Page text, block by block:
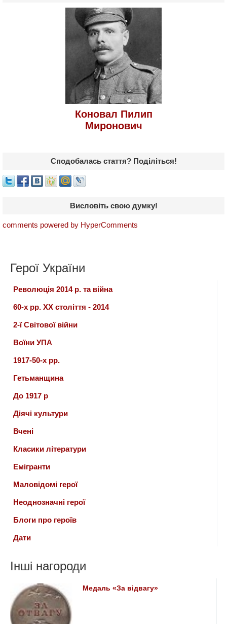
Коновал Пилип
Миронович
Сподобалась стаття? Поділіться!
Висловіть свою думку!
comments powered by HyperComments
Герої України
Революція 2014 р. та війна
60-х рр. ХХ століття - 2014
2-ї Світової війни
Воїни УПА
1917-50-х рр.
Гетьманщина
До 1917 р
Діячі культури
Вчені
Класики літератури
Емігранти
Маловідомі герої
Неоднозначні герої
Блоги про героїв
Дати
Інші нагороди
Медаль «За відвагу»